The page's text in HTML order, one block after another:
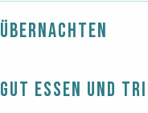
Übernachten
Gut essen und